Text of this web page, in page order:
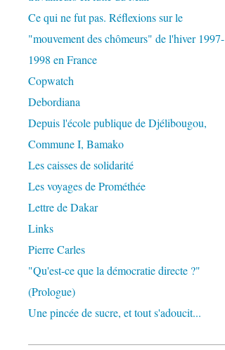
Ce qui ne fut pas. Réflexions sur le
"mouvement des chômeurs" de l'hiver 1997-
1998 en France
Copwatch
Debordiana
Depuis l'école publique de Djélibougou,
Commune I, Bamako
Les caisses de solidarité
Les voyages de Prométhée
Lettre de Dakar
Links
Pierre Carles
"Qu'est-ce que la démocratie directe ?"
(Prologue)
Une pincée de sucre, et tout s'adoucit...